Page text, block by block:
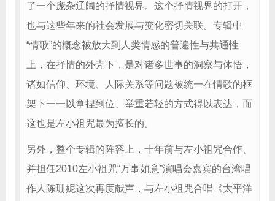
了一个庞杂辽阔的抒情视界。这个抒情视界的打开，
也与这些年来的社会发展与变化密切关联。专辑中
“情歌”的概念被放大到人类情感的普遍性与共通性
上，在抒情的外壳下，是对诸多世事的洞察与体悟，
诸如信仰、环境、人际关系等问题被统一在情歌的框
架下一一以拿捏到位、举重若轻的方式得以表达，而
这也是左小祖咒最为擅长的。
另外，整个专辑的阵容上，十年前与左小祖咒合作、
并担任2010左小祖咒“万事如意”演唱会嘉宾的台湾唱
作人陈珊妮这次再度献声，与左小祖咒合唱《太平洋